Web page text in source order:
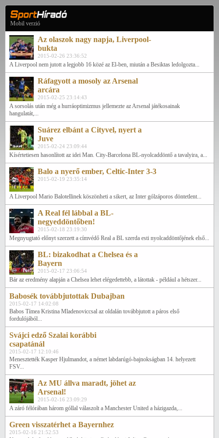
Mobil verzió
Az olaszok nagy napja, Liverpool-
bukta
2015-02-26 23:36:52
A Liverpool nem jutott a legjobb 16 közé az El-ben, miután a Besiktas ledolgozta...
Ráfagyott a mosoly az Arsenal
arcára
2015-02-25 23:14:43
A sorsolás után még a hurráoptimizmus jellemezte az Arsenal játékosainak
hangulatát,...
Suárez elbánt a Cityvel, nyert a
Juve
2015-02-24 23:09:44
Kísértetiesen hasonlított az idei Man. City-Barcelona BL-nyolcaddöntő a tavalyira, a...
Balo a nyerő ember, Celtic-Inter 3-3
2015-02-19 23:35:14
A Liverpool Mario Balotellinek köszönheti a sikert, az Inter gólzáporos döntetlent...
A Real fél lábbal a BL-
negyeddöntőben!
2015-02-18 23:19:30
Megnyugtató előnyt szerzett a címvédő Real a BL szerda esti nyolcaddöntőjének első...
BL: bizakodhat a Chelsea és a
Bayern
2015-02-17 23:06:54
Bár az eredmény alapján a Chelsea lehet elégedettebb, a látottak - például a hétszer...
Babosék továbbjutottak Dubajban
2015-02-17 14:02:08
Babos Tímea Kristina Mladenoviccsal az oldalán továbbjutott a páros első
fordulójából...
Svájci edző Szalai korábbi
csapatánál
2015-02-17 12:10:46
Menesztették Kasper Hjulmandot, a német labdarúgó-bajnokságban 14. helyezett
FSV...
Az MU állva maradt, jöhet az
Arsenal!
2015-02-16 23:09:29
A záró félórában három góllal válaszolt a Manchester United a házigazda,...
Green visszatérhet a Bayernhez
2015-02-16 21:52:53